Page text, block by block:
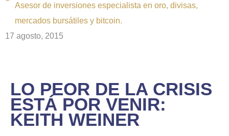
Asesor de inversiones especialista en oro, divisas,
mercados bursátiles y bitcoin.
17 agosto, 2015
LO PEOR DE LA CRISIS
ESTÁ POR VENIR:
KEITH WEINER